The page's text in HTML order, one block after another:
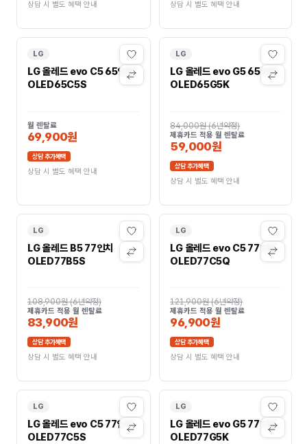
상담 시 별도 혜택 안내 상담 시 별도 혜택 안내
LG
LG 올레드 evo C5 65인치
OLED65C5S
월 렌탈료
69,900원
상담 추가혜택
상담 시 별도 혜택 안내
LG
LG 올레드 evo G5 65인치
OLED65G5K
84,000원(6년약정)
제휴카드 적용 월 렌탈료
59,000원
상담 추가혜택
상담 시 별도 혜택 안내
LG
LG 올레드 B5 77인치
OLED77B5S
108,900원(6년약정)
제휴카드 적용 월 렌탈료
83,900원
상담 추가혜택
상담 시 별도 혜택 안내
LG
LG 올레드 evo C5 77인치
OLED77C5Q
121,900원(6년약정)
제휴카드 적용 월 렌탈료
96,900원
상담 추가혜택
상담 시 별도 혜택 안내
LG
LG 올레드 evo C5 77인치
OLED77C5S
LG
LG 올레드 evo G5 77인치
OLED77G5K